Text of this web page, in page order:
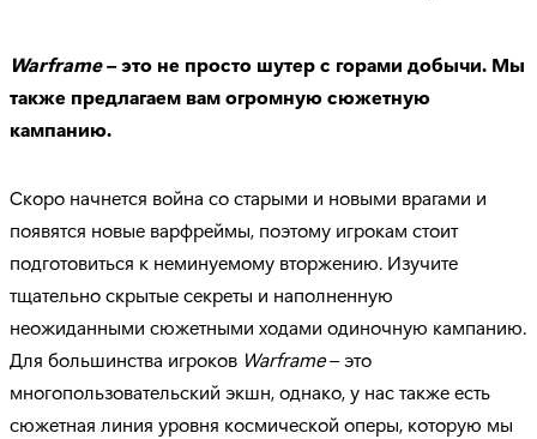
Warframe– это не просто шутер с горами добычи. Мы
также предлагаем вам огромную сюжетную
кампанию.
Скоро начнется война со старыми и новыми врагами и
появятся новые варфреймы, поэтому игрокам стоит
подготовиться к неминуемому вторжению. Изучите
тщательно скрытые секреты и наполненную
неожиданными сюжетными ходами одиночную кампанию.
Для большинства игроков Warframe– это
многопользовательский экшн, однако, у нас также есть
сюжетная линия уровня космической оперы, которую мы